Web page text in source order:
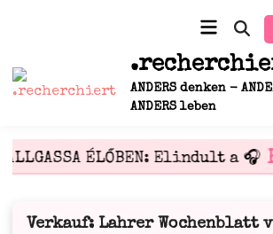
ANDERS denken -
ANDERS leben
öffnen
ÉLŐBEN: Elindult a 🎧
Veröffentlicht
Verkauf: Lahrer Wochenblatt